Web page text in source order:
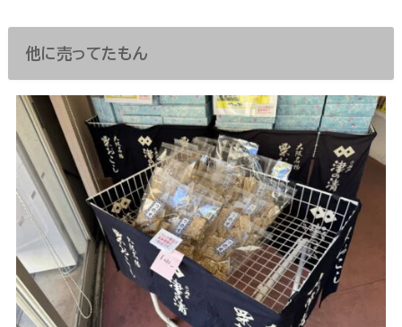
他に売ってたもん